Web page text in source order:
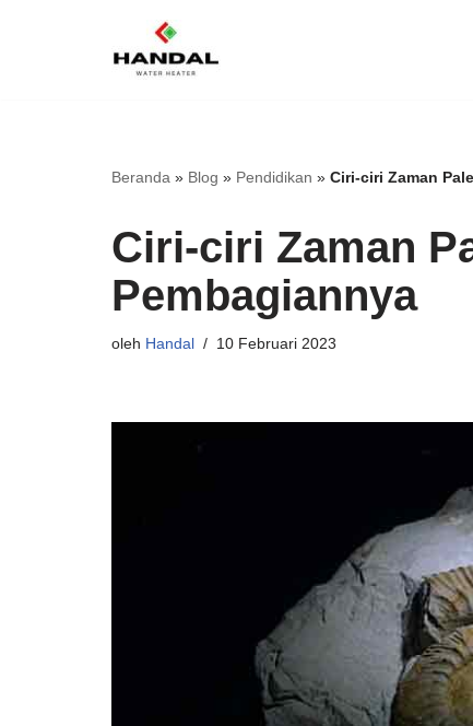
Beranda » Blog » Pendidikan » Ciri-ciri Zaman
Ciri-ciri Zaman
Pembagiannya
oleh Handal 10 Februari 2023